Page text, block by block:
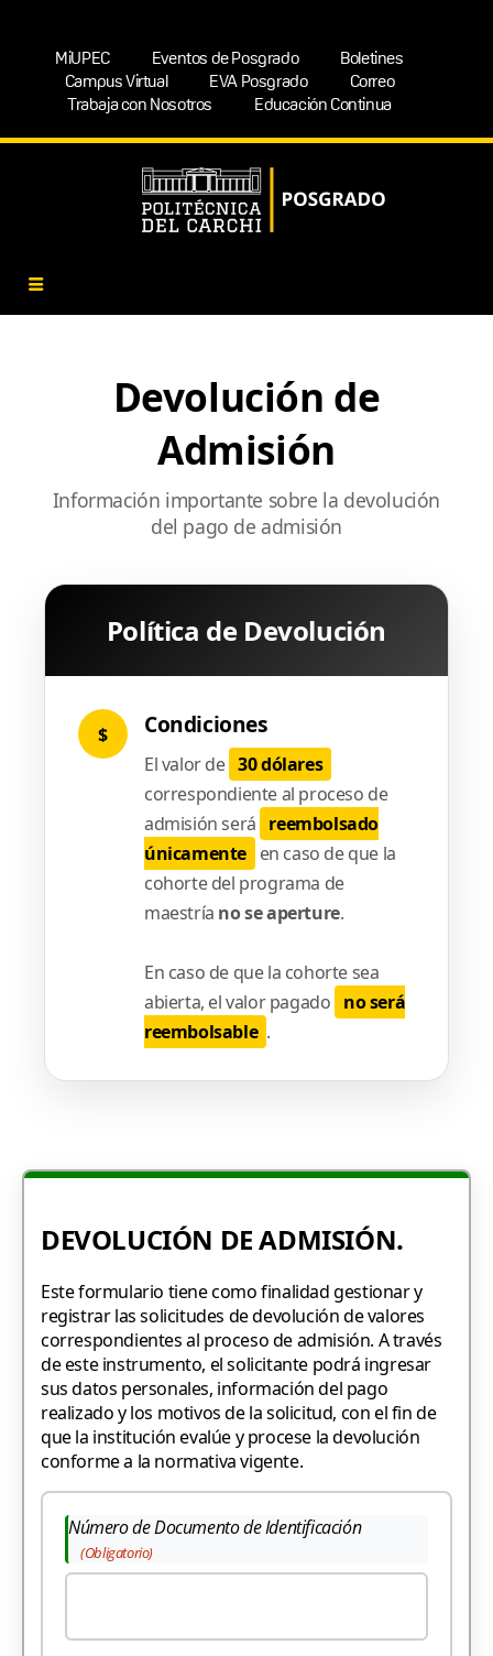
MiUPEC Eventos de Posgrado
Boletines
Campus Virtual
EVA Posgrado
Correo
Trabaja con Nosotros
Educación Continua
Devolución de
Admisión
Información importante sobre la devolución
del pago de admisión
Política de Devolución
$ Condiciones
El valor de 30 dólares
correspondiente al proceso de
admisión será reembolsado
únicamente en caso de que la
cohorte del programa de
maestría no se aperture.
En caso de que la cohorte sea
abierta, el valor pagado no será
reembolsable .
DEVOLUCIÓN DE ADMISIÓN.
Este formulario tiene como finalidad gestionar y
registrar las solicitudes de devolución de valores
correspondientes al proceso de admisión. A través
de este instrumento, el solicitante podrá ingresar
sus datos personales, información del pago
realizado y los motivos de la solicitud, con el fin de
que la institución evalúe y procese la devolución
conforme a la normativa vigente.
Número de Documento de Identificación
(Obligatorio)